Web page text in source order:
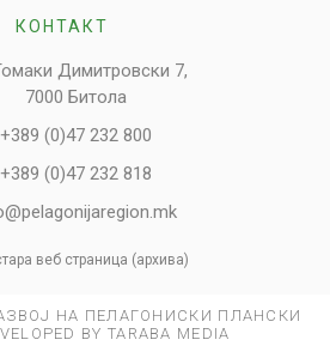
КОНТАКТ
Димитровски 7,
7000 Битола
+389 (0)47 232 800
+389 (0)47 232 818
веб страница (архива)
НА ПЕЛАГОНИСКИ ПЛАНСКИ
BY TARABA MEDIA